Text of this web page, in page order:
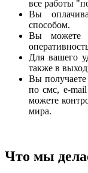
все работы
Вы
способом.
Вы можете
Для вашего
также в
Вы
по смс, e-
можете
мира.
Что мы